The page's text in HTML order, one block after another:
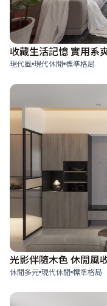
收藏生活記憶 實用系
現代風 現代休閒 標準格局
光影伴隨木色 休閒風
休閒多元 現代休閒 標準格局